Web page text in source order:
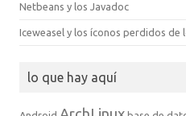
Netbeans y los Javadoc
Iceweasel y los íconos perdidos de
lo que hay aquí